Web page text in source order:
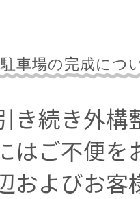
車場の完成につ
き続き外構
はご不便
およびお